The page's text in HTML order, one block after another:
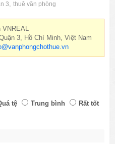
3 ,thuê văn phòng
3, Hồ Chí Minh, Việt Nam
tệ Trung bình
Rất tốt